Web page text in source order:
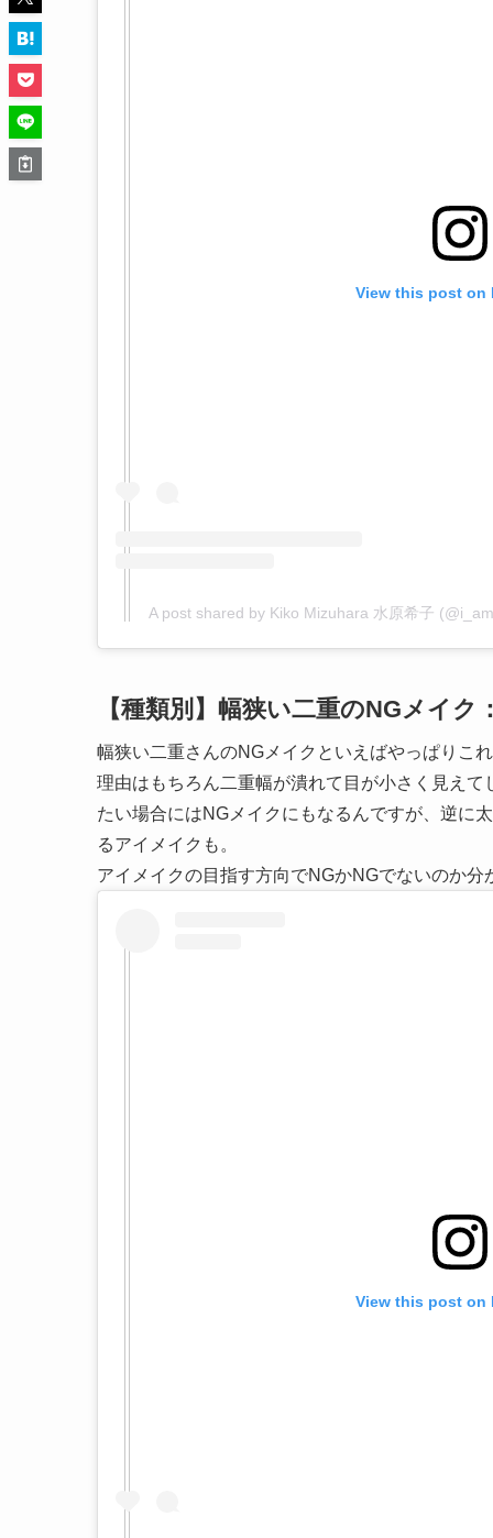
View this post on
A post shared by Kiko Mizuhara 水原希子
【種類別】幅狭い二重のNGメイ
幅狭い二重さんのNGメイクといえばやっぱりこ
理由はもちろん二重幅が潰れて目が小さく見え
たい場合にはNGメイクにもなるんですが、逆に
るアイメイクも。
アイメイクの目指す方向でNGかNGでないのか分
View this post on